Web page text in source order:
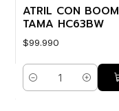
ATRIL CON BOOM
TAMA HC63BW
$99.990
Cantidad